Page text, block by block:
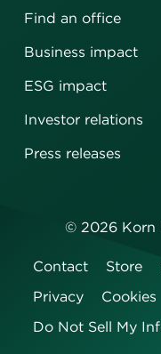
Find an office
Business impact
ESG impact
Investor relations
Press releases
© 2026Korn
Contact Store
Privacy
Cookies
Do Not Sell My